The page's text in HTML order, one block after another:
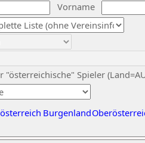
Vorname
"österreichische" Spieler
Burgenland